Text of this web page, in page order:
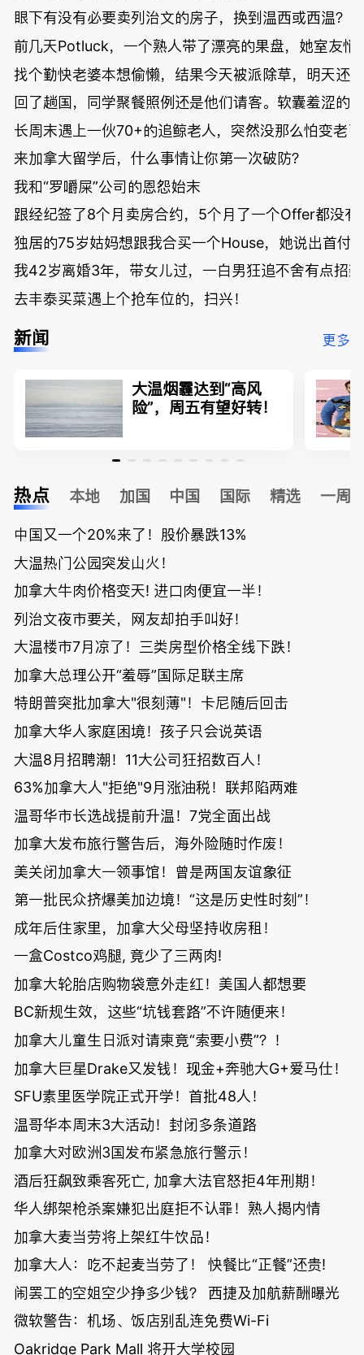
眼下有没有必要卖列治文的房子，换到温西或西温？
前几天Potluck，一个熟人带了漂亮的果盘，她室友悄
找个勤快老婆本想偷懒，结果今天被派除草，明天还
回了趟国，同学聚餐照例还是他们请客。软囊羞涩的
长周末遇上一伙70+的追鲸老人，突然没那么怕变老了
来加拿大留学后，什么事情让你第一次破防？
我和“罗嚼屎”公司的恩怨始末
跟经纪签了8个月卖房合约，5个月了一个Offer都没有
独居的75岁姑妈想跟我合买一个House，她说出首付
我42岁离婚3年，带女儿过，一白男狂追不舍有点招
去丰泰买菜遇上个抢车位的，扫兴！
新闻 更多
大温烟霾达到“高风
险”，周五有望好转！
热点 本地 加国 中国 国际 精选 一周
中国又一个20%来了！股价暴跌13%
大温热门公园突发山火！
加拿大牛肉价格变天! 进口肉便宜一半！
列治文夜市要关，网友却拍手叫好！
大温楼市7月凉了！三类房型价格全线下跌！
加拿大总理公开“羞辱”国际足联主席
特朗普突批加拿大"很刻薄"！卡尼随后回击
加拿大华人家庭困境！孩子只会说英语
大温8月招聘潮！11大公司狂招数百人！
63%加拿大人"拒绝"9月涨油税！联邦陷两难
温哥华市长选战提前升温！7党全面出战
加拿大发布旅行警告后，海外险随时作废！
美关闭加拿大一领事馆！曾是两国友谊象征
第一批民众挤爆美加边境！“这是历史性时刻”！
成年后住家里，加拿大父母坚持收房租！
一盒Costco鸡腿, 竟少了三两肉!
加拿大轮胎店购物袋意外走红！美国人都想要
BC新规生效，这些“坑钱套路”不许随便来！
加拿大儿童生日派对请柬竟“索要小费”？！
加拿大巨星Drake又发钱！现金+奔驰大G+爱马仕！
SFU素里医学院正式开学！首批48人！
温哥华本周末3大活动！封闭多条道路
加拿大对欧洲3国发布紧急旅行警示！
酒后狂飙致乘客死亡, 加拿大法官怒拒4年刑期！
华人绑架枪杀案嫌犯出庭拒不认罪！熟人揭内情
加拿大麦当劳将上架红牛饮品！
加拿大人：吃不起麦当劳了！ 快餐比“正餐”还贵!
闹罢工的空姐空少挣多少钱？ 西捷及加航薪酬曝光
微软警告：机场、饭店别乱连免费Wi-Fi
Oakridge Park Mall 将开大学校园